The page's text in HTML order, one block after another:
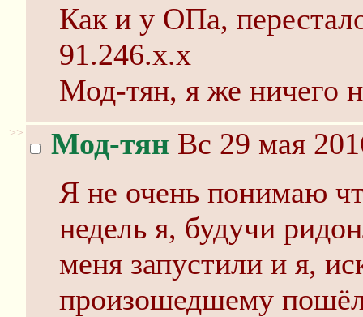
Как и у ОПа,
91.246.x.x
Мод-тян, я же ничего
>> Мод-тян Вс 29 мая
Я не очень понимаю
недель я, будучи
меня запустили и я,
произошедшему